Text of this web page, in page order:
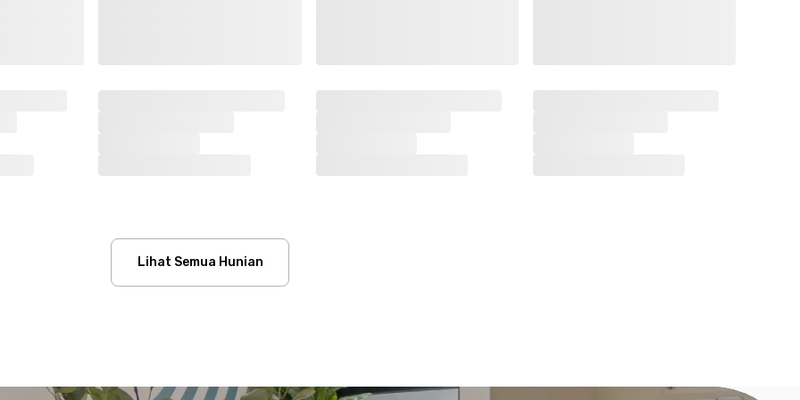
Lihat Semua Hunian